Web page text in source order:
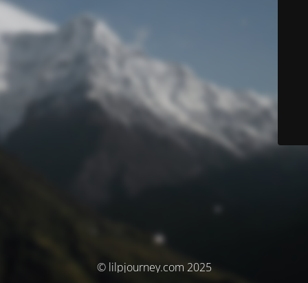
© lilpjourney.com 2025